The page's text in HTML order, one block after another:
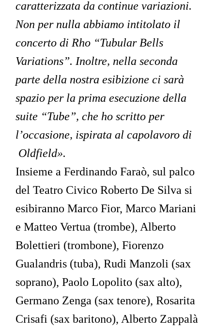
caratterizzata da continue variazioni.
Non per nulla abbiamo intitolato il
concerto di Rho “Tubular Bells
Variations”. Inoltre, nella seconda
parte della nostra esibizione ci sarà
spazio per la prima esecuzione della
suite “Tube”, che ho scritto per
l’occasione, ispirata al capolavoro di
Oldfield».
Insieme a Ferdinando Faraò, sul palco
del Teatro Civico Roberto De Silva si
esibiranno Marco Fior, Marco Mariani
e Matteo Vertua (trombe), Alberto
Bolettieri (trombone), Fiorenzo
Gualandris (tuba), Rudi Manzoli (sax
soprano), Paolo Lopolito (sax alto),
Germano Zenga (sax tenore), Rosarita
Crisafi (sax baritono), Alberto Zappalà